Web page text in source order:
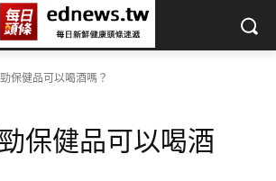
保健品可以喝酒嗎？
保健品可以喝酒